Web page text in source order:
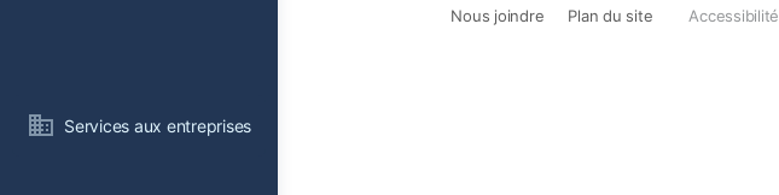
Services aux entreprises
Nous joindre Plan du site Accessibilité